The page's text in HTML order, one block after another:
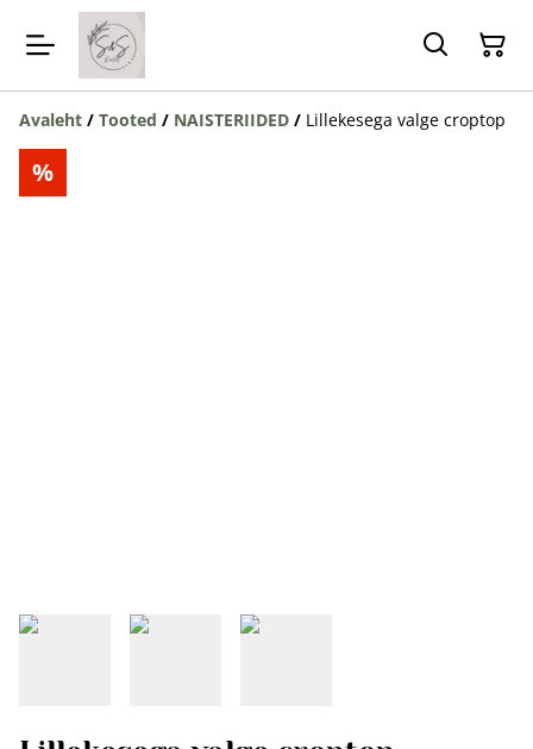
Avaleht / Tooted / NAISTERIIDED / Lillekesega valge croptop
%